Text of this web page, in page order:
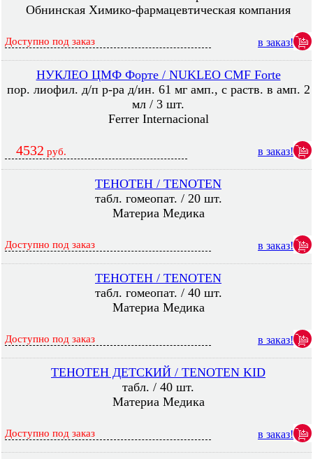
Обнинская Химико-фармацевтическая компания
Доступно под заказ в заказ!
НУКЛЕО ЦМФ Форте / NUKLEO CMF Forte
пор. лиофил. д/п р-ра д/ин. 61 мг амп., с раств. в амп. 2
мл / 3 шт.
Ferrer Internacional
4532 руб. в заказ!
ТЕНОТЕН / TENOTEN
табл. гомеопат. / 20 шт.
Материа Медика
Доступно под заказ в заказ!
ТЕНОТЕН / TENOTEN
табл. гомеопат. / 40 шт.
Материа Медика
Доступно под заказ в заказ!
ТЕНОТЕН ДЕТСКИЙ / TENOTEN KID
табл. / 40 шт.
Материа Медика
Доступно под заказ в заказ!